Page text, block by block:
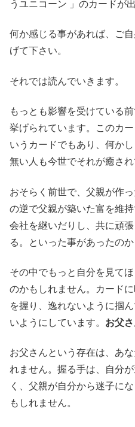
うユニコーン 」のカードが
何か感じる事があれば、ご
げて下さい。
それでは読んでいきます。
もっとも影響を受けている
挙げられています。このカ
いうカードでもあり、何か
無い人も今世でそれが癒され
おそらく前世で、父親が作
の逆で父親が築いた富を維
会社を継いだりし、共に頑
る。といった事があったのか
その中でもっと自分を見て
のかもしれません。カード
を握り、逸れないように掴
いようにしています。 お父
お父さんという存在は、あ
れません。握る手は、自分
く、父親が自分から迷子に
もしれません。